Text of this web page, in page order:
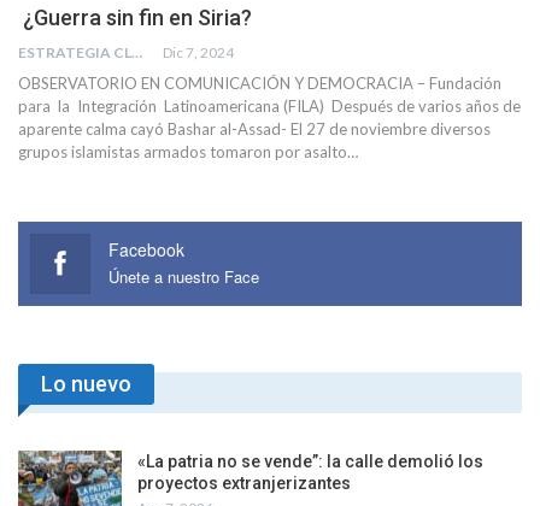
¿Guerra sin fin en Siria?
ESTRATEGIA CLAE Dic 7, 2024
OBSERVATORIO EN COMUNICACIÓN Y DEMOCRACIA – Fundación
para la Integración Latinoamericana (FILA) Después de varios años de
aparente calma cayó Bashar al-Assad- El 27 de noviembre diversos
grupos islamistas armados tomaron por asalto…
Facebook
Únete a nuestro Face
Lo nuevo
«La patria no se vende”: la calle demolió los
proyectos extranjerizantes